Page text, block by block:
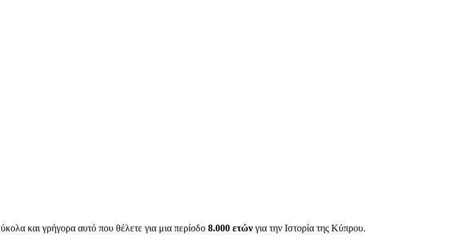
και γρήγορα αυτό που θέλετε για μια περίοδο 8.000 ετών για την Ιστορία της Κύπρου.